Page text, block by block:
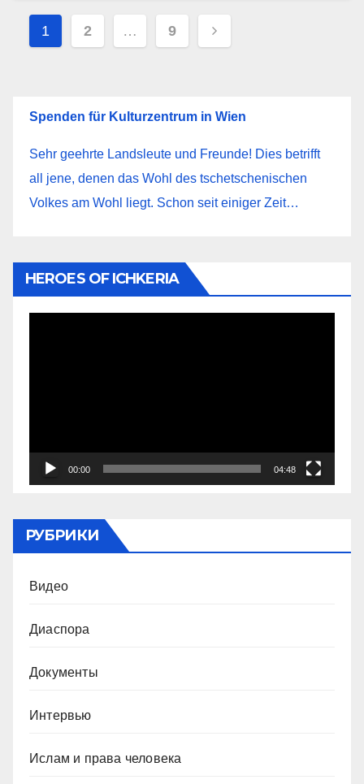
Пагинация
записей
1 2 … 9
Spenden für Kulturzentrum in Wien
Sehr geehrte Landsleute und Freunde! Dies betrifft
all jene, denen das Wohl des tschetschenischen
Volkes am Wohl liegt. Schon seit einiger Zeit…
HEROES OF ICHKERIA
00:00 04:48
РУБРИКИ
Видео
Диаспора
Документы
Интервью
Ислам и права человека